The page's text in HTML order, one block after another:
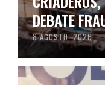
DEBATE
8 AGOSTO, 2026